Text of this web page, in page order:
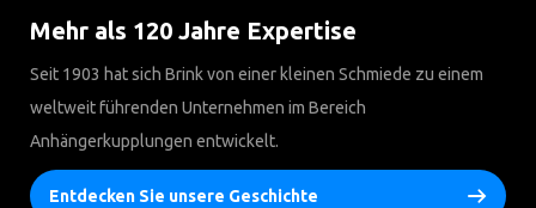
Mehr als 120 Jahre Expertise
Seit 1903 hat sich Brink von einer kleinen Schmiede zu einem
weltweit führenden Unternehmen im Bereich
Anhängerkupplungen entwickelt.
Entdecken Sie unsere Geschichte